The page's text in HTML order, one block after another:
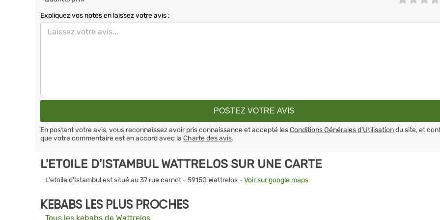
Expliquez vos notes en laissez votre avis :
En postant votre avis, vous reconnaissez avoir pris connaissance et accepté lesConditions Générales d’Utilisationdu site, et
que votre commentaire est en accord avec la Charte des avis.
L'ETOILE D'ISTAMBUL WATTRELOS SUR UNE CARTE
L'etoile d'Istambul est situé au 37 rue carnot - 59150 Wattrelos - Voir sur google maps
KEBABS LES PLUS PROCHES
Tous les kebabs de Wattrelos